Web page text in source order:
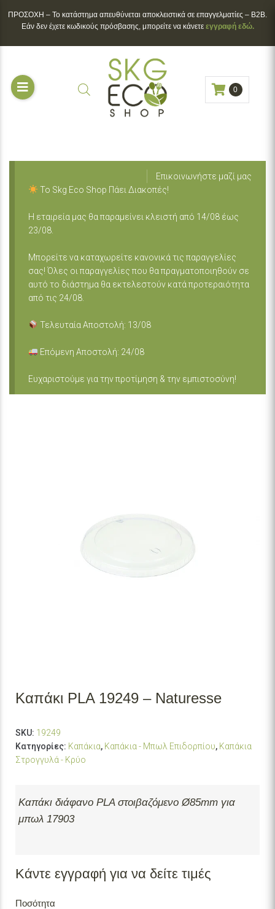
ΠΡΟΣΟΧΗ – To κατάστημα απευθύνεται αποκλειστικά σε επαγγελματίες – B2B.
Εάν δεν έχετε κωδικούς πρόσβασης, μπορείτε να κάνετε εγγραφή εδώ.
0
Επικοινωνήστε μαζί μας
Το Skg Eco Shop Πάει Διακοπές!
Η εταιρεία μας θα παραμείνει κλειστή από 14/08 έως
23/08.
Μπορείτε να καταχωρείτε κανονικά τις παραγγελίες
σας! Όλες οι παραγγελίες που θα πραγματοποιηθούν σε
αυτό το διάστημα θα εκτελεστούν κατά προτεραιότητα
από τις 24/08.
Τελευταία Αποστολή: 13/08
Επόμενη Αποστολή: 24/08
Ευχαριστούμε για την προτίμηση & την εμπιστοσύνη!
Καπάκι PLA 19249 – Naturesse
SKU: 19249
Κατηγορίες: Καπάκια, Καπάκια - Μπωλ Επιδορπίου, Καπάκια
Στρογγυλά - Κρύο
Καπάκι διάφανο PLA στοιβαζόμενο Ø85mm για
μπωλ 17903
Κάντε εγγραφή για να δείτε τιμές
Ποσότητα